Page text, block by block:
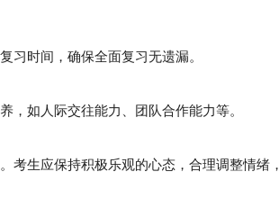
习时间，确保全面复习无遗漏。
如人际交往能力、团队合作能力等。
生应保持积极乐观的心态，合理调整情绪，